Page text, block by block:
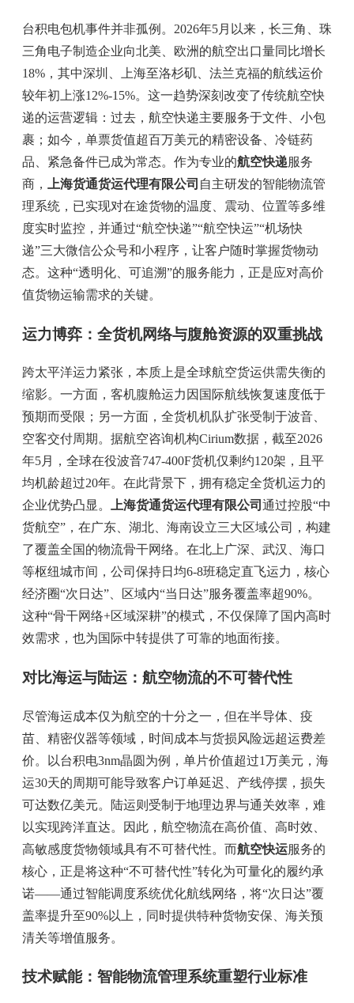
台积电包机事件并非孤例。2026年5月以来，长三角、珠
三角电子制造企业向北美、欧洲的航空出口量同比增长
18%，其中深圳、上海至洛杉矶、法兰克福的航线运价
较年初上涨12%-15%。这一趋势深刻改变了传统航空快
递的运营逻辑：过去，航空快递主要服务于文件、小包
裹；如今，单票货值超百万美元的精密设备、冷链药
品、紧急备件已成为常态。作为专业的航空快递服务
商，
上海货通货运代理有限公司 自主研发的智能物流管
理系统，已实现对在途货物的温度、震动、位置等多维
度实时监控，并通过“航空快递”“航空快运”“机场快
递”三大微信公众号和小程序，让客户随时掌握货物动
态。这种“透明化、可追溯”的服务能力，正是应对高价
值货物运输需求的关键。
运力博弈：全货机网络与腹舱资源的双重挑战
跨太平洋运力紧张，本质上是全球航空货运供需失衡的
缩影。一方面，客机腹舱运力因国际航线恢复速度低于
预期而受限；另一方面，全货机机队扩张受制于波音、
空客交付周期。据航空咨询机构Cirium数据，截至2026
年5月，全球在役波音747-400F货机仅剩约120架，且平
均机龄超过20年。在此背景下，拥有稳定全货机运力的
企业优势凸显。
上海货通货运代理有限公司 通过控股“中
货航空”，在广东、湖北、海南设立三大区域公司，构建
了覆盖全国的物流骨干网络。在北上广深、武汉、海口
等枢纽城市间，公司保持日均6-8班稳定直飞运力，核心
经济圈“次日达”、区域内“当日达”服务覆盖率超90%。
这种“骨干网络+区域深耕”的模式，不仅保障了国内高时
效需求，也为国际中转提供了可靠的地面衔接。
对比海运与陆运：航空物流的不可替代性
尽管海运成本仅为航空的十分之一，但在半导体、疫
苗、精密仪器等领域，时间成本与货损风险远超运费差
价。以台积电3nm晶圆为例，单片价值超过1万美元，海
运30天的周期可能导致客户订单延迟、产线停摆，损失
可达数亿美元。陆运则受制于地理边界与通关效率，难
以实现跨洋直达。因此，航空物流在高价值、高时效、
高敏感度货物领域具有不可替代性。而航空快运服务的
核心，正是将这种“不可替代性”转化为可量化的履约承
诺——通过智能调度系统优化航线网络，将“次日达”覆
盖率提升至90%以上，同时提供特种货物安保、海关预
清关等增值服务。
技术赋能：智能物流管理系统重塑行业标准